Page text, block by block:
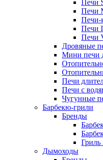
Печи
Печи
Печи
Печи
Дровяные
Мини печи
Печи
Печи с
Чугунные
Барбекю-грили
Бренды
Гриль
Дымоходы